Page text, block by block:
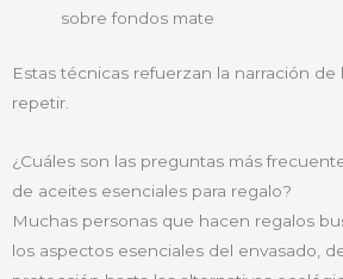
sobre fondos mate
Estas técnicas refuerzan la narración de
repetir.
¿Cuáles son las preguntas más
de aceites esenciales para regalo?
Muchas personas que hacen regalos
los aspectos esenciales del envasado,